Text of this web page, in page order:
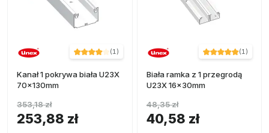
(1)
Kanał 1 pokrywa biała U23X
70x130mm
253,88 zł
353,18 zł
(1)
Biała ramka z 1 przegrodą
U23X 16x30mm
40,58 zł
48,35 zł